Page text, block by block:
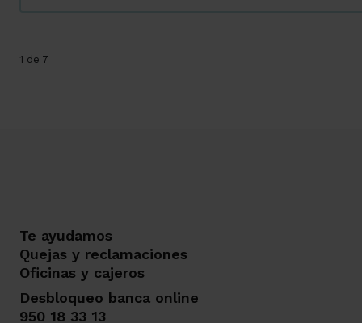
1 de 7
Te ayudamos
Quejas y reclamaciones
Oficinas y cajeros
Desbloqueo banca online
950 18 33 13